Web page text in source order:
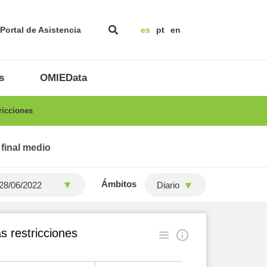
Portal de Asistencia es pt en
OMIEData
medio
Ámbitos Diario
restricciones